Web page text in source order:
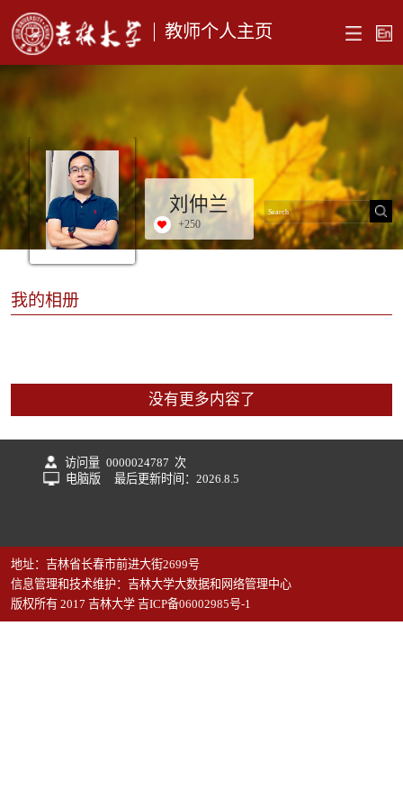
教师个人主页
刘仲兰
+250
我的相册
没有更多内容了
访问量 0000024787 次
电脑版
最后更新时间： 2026 8 5
地址：吉林省长春市前进大街2699号
信息管理和技术维护：吉林大学大数据和网络管理中心
版权所有 2017 吉林大学 吉ICP备06002985号-1